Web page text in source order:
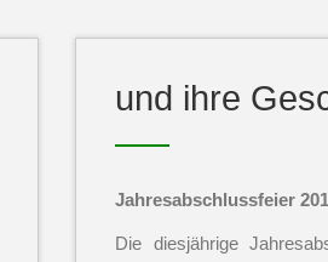
und ihre
Jahresabschlussfeier
Die diesjährige